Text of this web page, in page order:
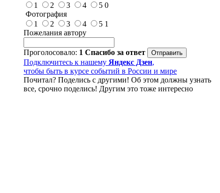
1
2 3 4 5 0
Фотография
1
2 3 4 5 1
Пожелания автору
Проголосовало: 1 Спасибо за ответ
Подключитесь к нашему Яндекс Дзен,
чтобы быть в курсе событий в России и мире
Почитал? Поделись с другими! Об этом должны узнать
все, срочно поделись! Другим это тоже интересно